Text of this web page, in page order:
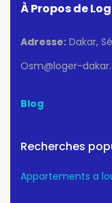
À Propos de
Adresse: Dakar,
Osm@loger-
Blog
Recherches
Appartements a